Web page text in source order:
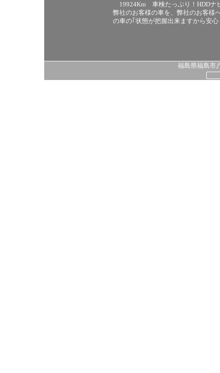
19924Km 車検たっぷり！HDDナ
弊社のお客様の車を、弊社のお客様
の車の｢状態が把握出来ますから安
福島県福島市